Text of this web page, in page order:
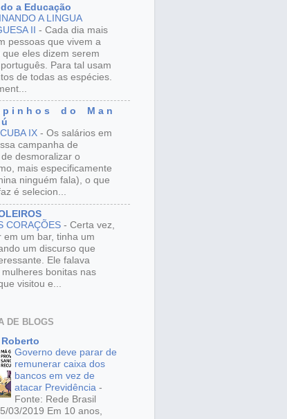
a Educação
A LINGUA
II - Cada dia mais
pessoas que vivem a
eles dizem serem
Para tal usam
de todas as espécies.
p i n h o s d o M a n
IX - Os salários em
campanha de
desmoralizar o
mais especificamente
ninguém fala), o que
é selecion...
CORAÇÕES - Certa vez,
em um bar, tinha um
um discurso que
Ele falava
bonitas nas
visitou e...
DE BLOGS
Governo deve parar de
remunerar caixa dos
bancos em vez de
atacar Previdência -
Fonte: Rede Brasil
03/2019 Em 10 anos,